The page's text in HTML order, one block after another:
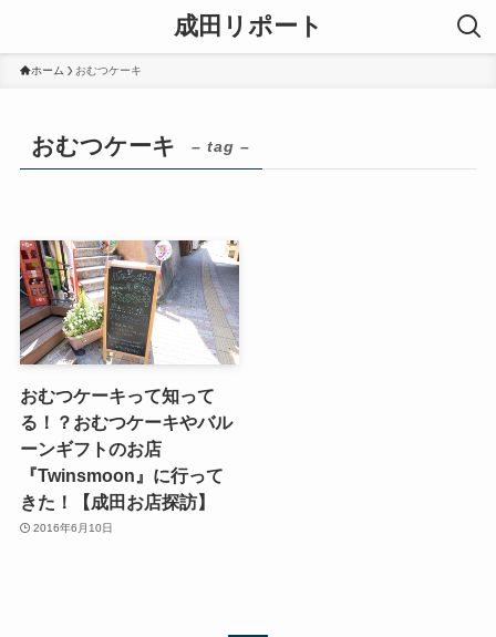
成田リポート
ホーム おむつケーキ
おむつケーキ – tag –
おむつケーキって知って
る！？おむつケーキやバル
ーンギフトのお店
『Twinsmoon』に行って
きた！【成田お店探訪】
2016年6月10日